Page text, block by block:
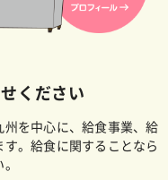
ください
を中心に、給食事業、給
。給食に関することなら